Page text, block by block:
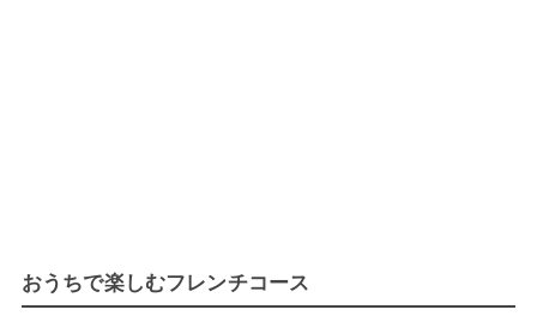
おうちで楽しむフレンチコース